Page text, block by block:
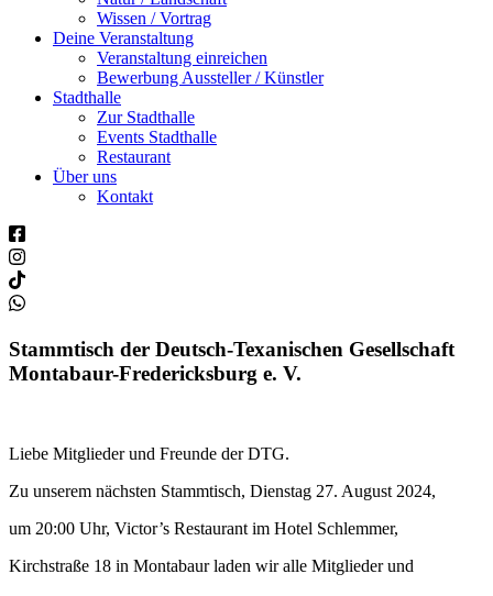
Wissen / Vortrag
Deine Veranstaltung
Veranstaltung einreichen
Bewerbung Aussteller / Künstler
Stadthalle
Zur Stadthalle
Events Stadthalle
Restaurant
Über uns
Kontakt
Stammtisch der Deutsch-Texanischen Gesellschaft
Montabaur-Fredericksburg e. V.
Liebe Mitglieder und Freunde der DTG.
Zu unserem nächsten Stammtisch, Dienstag 27. August 2024,
um 20:00 Uhr, Victor’s Restaurant im Hotel Schlemmer,
Kirchstraße 18 in Montabaur laden wir alle Mitglieder und